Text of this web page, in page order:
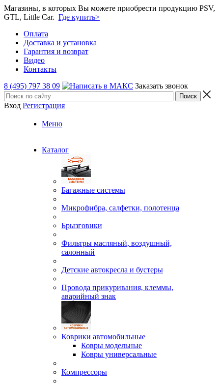
Магазины, в которых Вы можете приобрести продукцию PSV,
GTL, Little Car. Где купить>
Оплата
Доставка и установка
Гарантия и возврат
Видео
Контакты
8 (495) 797 38 09
Заказать звонок
Вход Регистрация
Меню
Каталог
Багажные системы
Микрофибра, салфетки, полотенца
Брызговики
Фильтры масляный, воздушный,
салонный
Детские автокресла и бустеры
Провода прикуривания, клеммы,
аварийный знак
Коврики автомобильные
Ковры модельные
Ковры универсальные
Компрессоры